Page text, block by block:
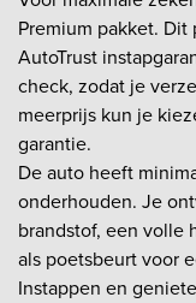
Premium pakket.
AutoTrust
check, zodat je
meerprijs kun je
garantie.
De auto heeft
onderhouden. Je
brandstof, een volle
als poetsbeurt voor
Instappen en